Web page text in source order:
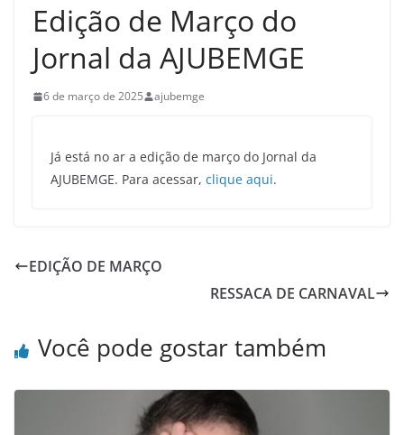
Edição de Março do
Jornal da AJUBEMGE
6 de março de 2025 ajubemge
Já está no ar a edição de março do Jornal da
AJUBEMGE. Para acessar, clique aqui.
EDIÇÃO DE MARÇO
RESSACA DE CARNAVAL
Você pode gostar também